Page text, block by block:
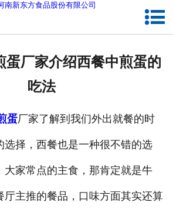
加入新东方
联系我们
蛋厂家介绍西餐中煎蛋的
吃法
蛋厂家了解到我们外出就餐的时
选择，西餐也是一种很不错的选
大家常点的主食，那肯定就是牛
厅主推的餐品，口味方面其实还算